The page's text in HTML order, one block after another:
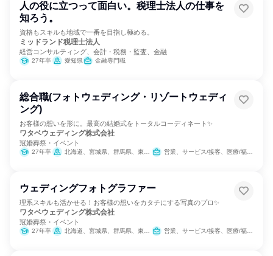
人の役に立つって面白い。税理士法人の仕事を
知ろう。
資格もスキルも地域で一番を目指し極める。
ミッドランド税理士法人
経営コンサルティング、会計・税務・監査、金融
27年卒 愛知県 金融専門職
総合職(フォトウェディング・リゾートウェディ
ング)
お客様の想いを形に。最高の結婚式をトータルコーディネート✨
ワタベウェディング株式会社
冠婚葬祭・イベント
27年卒 北海道、宮城県、群馬県、東京都、神奈川県、長野県、愛知県、京都府、大阪府、兵庫県、岡山県、広島県、愛媛県、福岡県、熊本県 営業、サービス/接客、医療/福祉専門職、バックオフィス・事務・受付、総務、商品企画、マーケティング・広報・広告・宣伝系職種
ウェディングフォトグラファー
理系スキルも活かせる！お客様の想いをカタチにする写真のプロ✨
ワタベウェディング株式会社
冠婚葬祭・イベント
27年卒 北海道、宮城県、群馬県、東京都、神奈川県、長野県、愛知県、京都府、大阪府、岡山県、広島県、愛媛県、福岡県、熊本県 営業、サービス/接客、医療/福祉専門職、クリエイティブ/デザイン職、マーケティング・広報・広告・宣伝系職種